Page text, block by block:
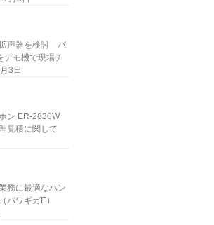
声器を検討 パ
デモ機で現場チ
3日
ン ER-2830W
見積に関して
務に最適なハン
パワギガE）